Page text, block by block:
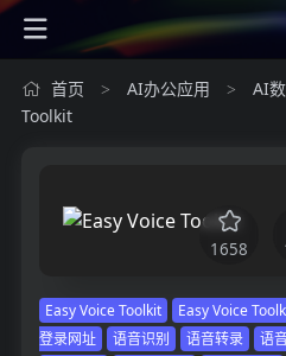
首页 > AI办公应用 > AI
Toolkit
1658
Easy Voice Toolkit Easy Voice
登录网址
语音识别 语音转录 语